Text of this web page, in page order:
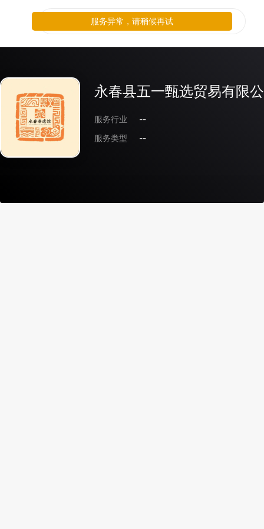
永春县五一甄选贸易有限
服务行业
--
服务类型
--
服务异常，请稍候再试